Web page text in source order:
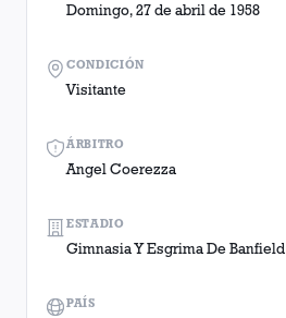
Domingo, 27 de abril de 1958
ÁRBITRO
Angel Coerezza
CONDICIÓN
Visitante
ESTADIO
Gimnasia Y Esgrima De Banfield
PAÍS